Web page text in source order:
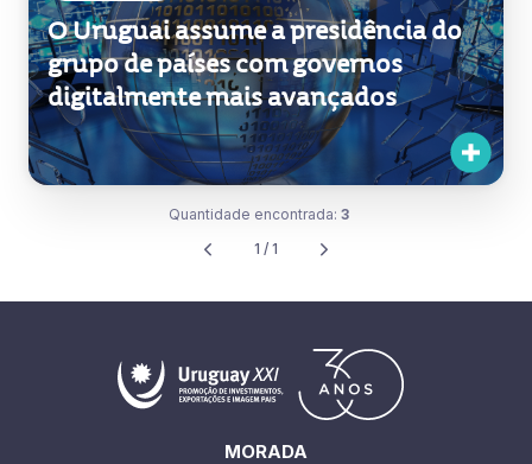
O Uruguai assume a presidência do
grupo de países com governos
digitalmente mais avançados
Quantidade encontrada: 3
1 / 1
MORADA